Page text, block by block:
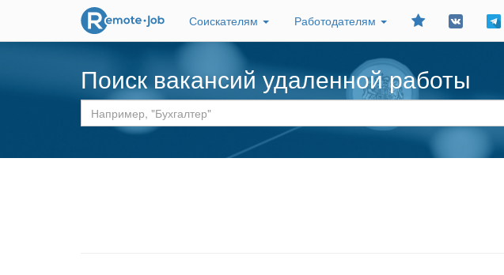
Соискателям Работодателям
Добавить
Поиск вакансий удаленной работы